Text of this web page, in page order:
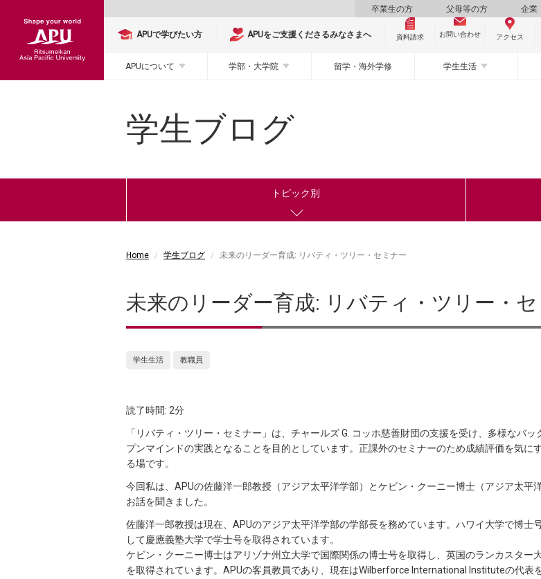
卒業生の方 父母等の方 企業
APUで学びたい方 APUをご支援くださるみなさまへ 資料請求 お問い合わせ アクセス
APUについて 学部・大学院 留学・海外学修 学生生活
学生ブログ
トピック別
Home 学生ブログ 未来のリーダー育成: リバティ・ツリー・セミナー
未来のリーダー育成: リバティ・ツリー・
学生生活 教職員
読了時間: 2分
「リバティ・ツリー・セミナー」は、チャールズ G. コッホ慈善財団の支援を受け、多様なバ
プンマインドの実践となることを目的としています。正課外のセミナーのため成績評価を気に
る場です。
今回私は、APUの佐藤洋一郎教授（アジア太平洋学部）とケビン・クーニー博士（アジア太平
お話を聞きました。
佐藤洋一郎教授は現在、APUのアジア太平洋学部の学部長を務めています。ハワイ大学で博
して慶應義塾大学で学士号を取得されています。
ケビン・クーニー博士はアリゾナ州立大学で国際関係の博士号を取得し、英国のランカスタ
を取得されています。APUの客員教員であり、現在はWilberforce International Instituteの代表